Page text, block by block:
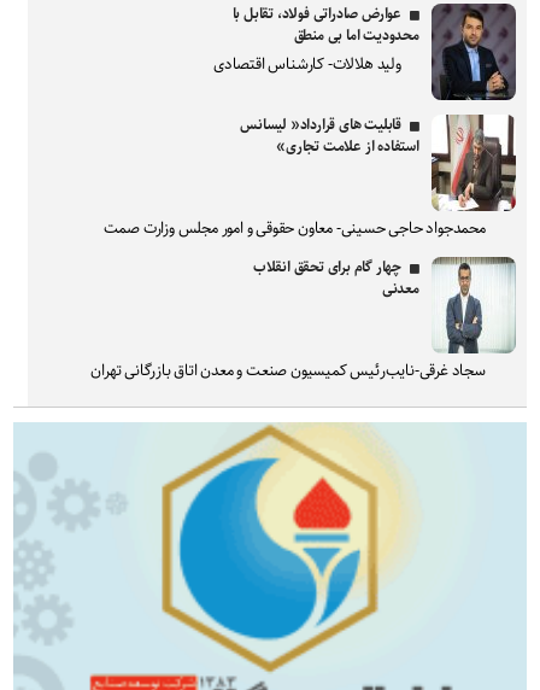
عوارض صادراتی فولاد، تقابل با
محدودیت اما بی منطق
ولید هلالات- کارشناس اقتصادی
قابلیت های قرارداد« لیسانس
استفاده از علامت تجاری»
محمدجواد حاجی حسینی- معاون حقوقی و امور مجلس وزارت صمت
چهار گام برای تحقق انقلاب
معدنی
سجاد غرقی-نایب‌رئیس کمیسیون صنعت و معدن اتاق بازرگانی تهران